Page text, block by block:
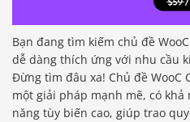
Bạn đang tìm kiếm chủ đề
dễ dàng thích ứng với nhu cầu
Đừng tìm đâu xa! Chủ đề WooC
một giải pháp mạnh mẽ, có khả
năng tùy biến cao, giúp trao